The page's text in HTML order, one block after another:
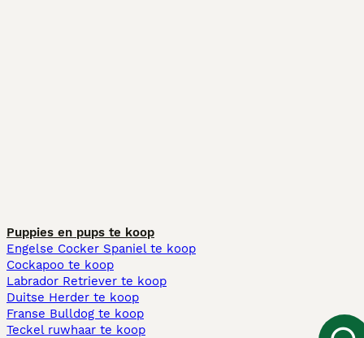
Puppies en pups te koop
Engelse Cocker Spaniel te koop
Cockapoo te koop
Labrador Retriever te koop
Duitse Herder te koop
Franse Bulldog te koop
Teckel ruwhaar te koop